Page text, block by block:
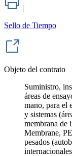
|
Sello de Tiempo
Objeto del contrato
Suministro,
áreas de
mano, para el
y sistemas
membrana de
Membrane,
pesados